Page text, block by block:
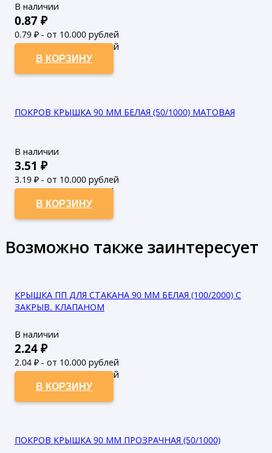
В наличии
0.87₽
0.79 ₽ - от 10.000 рублей
0.72₽ - от 50.000 рублей
В КОРЗИНУ
ПОКРОВ КРЫШКА 90 ММ БЕЛАЯ (50/1000) МАТОВАЯ
В наличии
3.51 ₽
3.19 ₽ - от 10.000 рублей
2.9₽ - от 50.000 рублей
В КОРЗИНУ
Возможно также заинтересует
КРЫШКА ПП ДЛЯ СТАКАНА 90 ММ БЕЛАЯ (100/2000) С
ЗАКРЫВ. КЛАПАНОМ
В наличии
2.24₽
2.04 ₽ - от 10.000 рублей
1.85₽ - от 50.000 рублей
В КОРЗИНУ
ПОКРОВ КРЫШКА 90 ММ ПРОЗРАЧНАЯ (50/1000)